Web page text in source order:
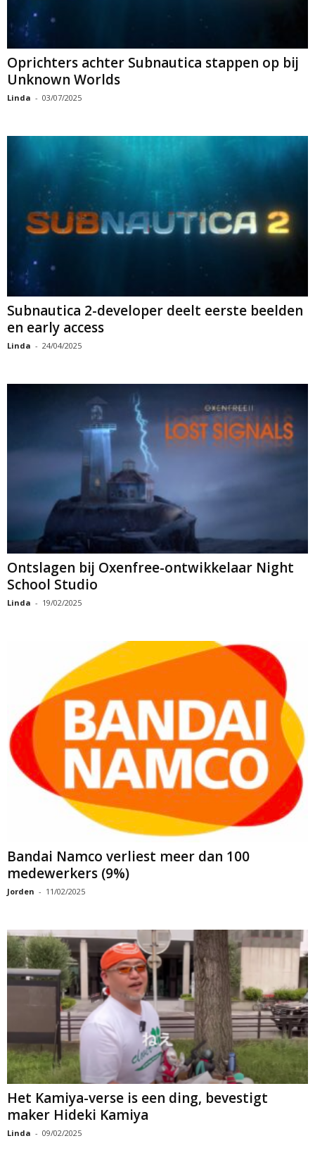
Oprichters achter Subnautica stappen op bij
Unknown Worlds
Linda - 03/07/2025
Subnautica 2-developer deelt eerste beelden
en early access
Linda - 24/04/2025
Ontslagen bij Oxenfree-ontwikkelaar Night
School Studio
Linda - 19/02/2025
Bandai Namco verliest meer dan 100
medewerkers (9%)
Jorden - 11/02/2025
Het Kamiya-verse is een ding, bevestigt
maker Hideki Kamiya
Linda - 09/02/2025